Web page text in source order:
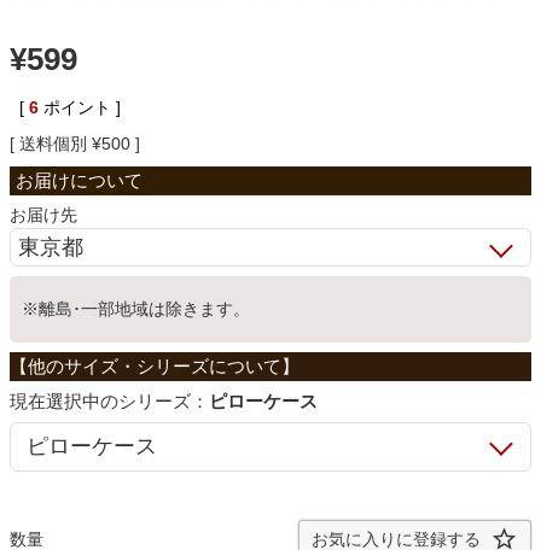
収納家具
ホームオフィス
こたつ
¥599
[ 6 ポイント ]
送料個別 ¥500
お届け先
※離島･一部地域は除きます。
シリーズ： ピローケース
お気に入りに登録する